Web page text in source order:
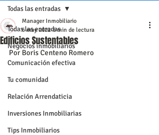
Todas las entradas
Negocios inmobiliarios
Comunicación efectiva
Tu comunidad
Relación Arrendaticia
Inversiones Inmobiliarias
Tips Inmobiliarios
Todas las entradas
Edificios Sustentables
Manager Inmobiliario
6 may 2022 6 min de lectura
Por Boris Centeno Romero